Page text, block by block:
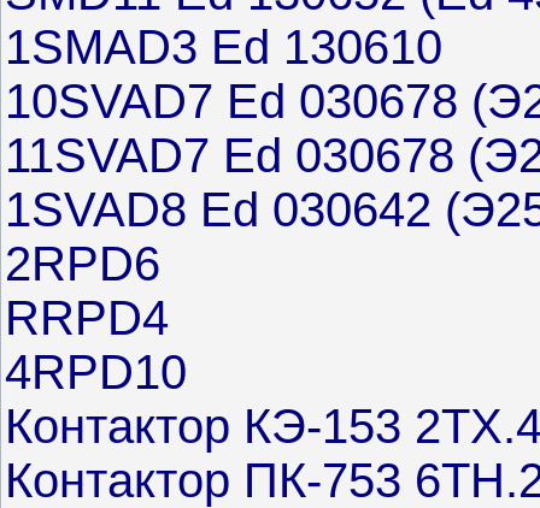
1SMAD3 Ed 130610
10SVAD7 Ed 030678
11SVAD7 Ed 030678
1SVAD8 Ed 030642
2RPD6
RRPD4
4RPD10
Контактор КЭ-153
Контактор ПК-753